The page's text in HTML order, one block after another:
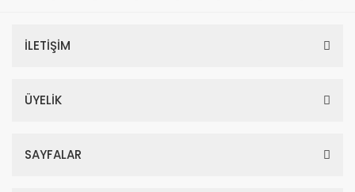
İLETİŞİM
ÜYELİK
SAYFALAR